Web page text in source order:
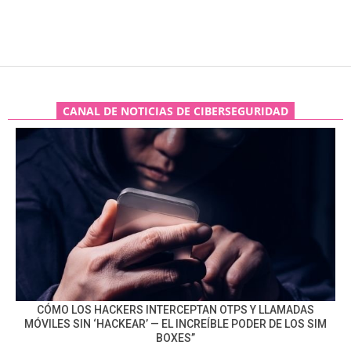
CANAL DE NOTICIAS DE CIBERSEGURIDAD
CÓMO LOS HACKERS INTERCEPTAN OTPS Y LLAMADAS
MÓVILES SIN ‘HACKEAR’ — EL INCREÍBLE PODER DE LOS SIM
BOXES”